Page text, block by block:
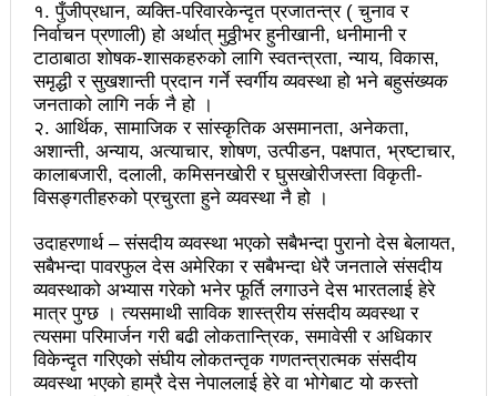
प्रेस सेन्टरको महाधिवेसनमा पुरस्कृत हुँदै यी पत्रकार
भरतपुरका १ सय २९ सुकुम्बासी घरधुरीलाई लालपूर्जा वितरण
हानलाई मजदुर संगठनहरुको ध्यानाकर्षण पत्र, देशैभर
अभियानात्मक कार्यक्रम
‘महिला अधिकारका निम्ति सदनबाट कानून बनाउन ढिला भयो’
सहिद स्मृति दिवसमा माओवादी बेलकोटगढी नगरद्वारा वैचारिक,
राजनीतिक कार्यशाला
त्रिदेशीय विद्युत ब्यापार सम्झौता नेपालका लागि कोशेढुंगाः
प्रचण्ड
१. पुँजीप्रधान, व्यक्ति-परिवारकेन्दृत प्रजातन्त्र ( चुनाव र
निर्वाचन प्रणाली) हो अर्थात् मुठ्ठीभर हुनीखानी, धनीमानी र
टाठाबाठा शोषक-शासकहरुको लागि स्वतन्त्रता, न्याय, विकास,
समृद्धी र सुखशान्ती प्रदान गर्ने स्वर्गीय व्यवस्था हो भने बहुसंख्यक
जनताको लागि नर्क नै हो ।
२. आर्थिक, सामाजिक र सांस्कृतिक असमानता, अनेकता,
अशान्ती, अन्याय, अत्याचार, शोषण, उत्पीडन, पक्षपात, भ्रष्टाचार,
कालाबजारी, दलाली, कमिसनखोरी र घुसखोरीजस्ता विकृती-
विसङ्गतीहरुको प्रचुरता हुने व्यवस्था नै हो ।
उदाहरणार्थ – संसदीय व्यवस्था भएको सबैभन्दा पुरानो देस बेलायत,
सबैभन्दा पावरफुल देस अमेरिका र सबैभन्दा धेरै जनताले संसदीय
व्यवस्थाको अभ्यास गरेको भनेर फूर्ति लगाउने देस भारतलाई हेरे
मात्र पुग्छ । त्यसमाथी साविक शास्त्रीय संसदीय व्यवस्था र
त्यसमा परिमार्जन गरी बढी लोकतान्त्रिक, समावेसी र अधिकार
विकेन्दृत गरिएको संघीय लोकतन्तृक गणतन्त्रात्मक संसदीय
व्यवस्था भएको हाम्रै देस नेपाललाई हेरे वा भोगेबाट यो कस्तो